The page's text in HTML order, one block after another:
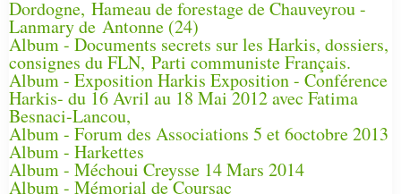
Dordogne, Hameau de forestage de Chauveyrou -
Lanmary de Antonne (24)
Album - Documents secrets sur les Harkis, dossiers,
consignes du FLN, Parti communiste Français.
Album - Exposition Harkis Exposition - Conférence
Harkis- du 16 Avril au 18 Mai 2012 avec Fatima
Besnaci-Lancou,
Album - Forum des Associations 5 et 6octobre 2013
Album - Harkettes
Album - Méchoui Creysse 14 Mars 2014
Album - Mémorial de Coursac